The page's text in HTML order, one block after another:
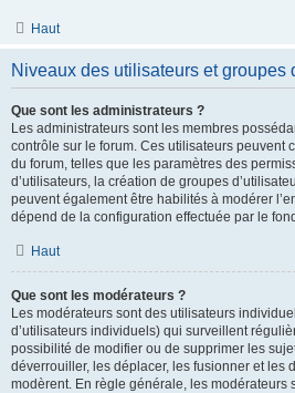
Haut
Niveaux des utilisateurs et groupes
Que sont les administrateurs ?
Les administrateurs sont les membres
contrôle sur le forum. Ces utilisateurs peuvent
du forum, telles que les paramètres des
d’utilisateurs, la création de groupes
peuvent également être habilités à modérer
dépend de la configuration effectuée par le
Haut
Que sont les modérateurs ?
Les modérateurs sont des utilisateurs
d’utilisateurs individuels) qui surveillent
possibilité de modifier ou de supprimer les
déverrouiller, les déplacer, les fusionner et les
modèrent. En règle générale, les modérateurs